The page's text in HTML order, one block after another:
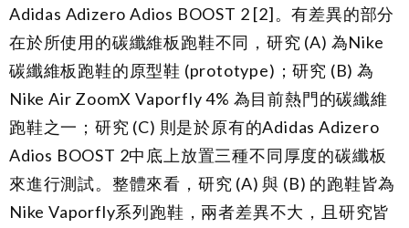
Adidas Adizero Adios BOOST 2 [2]。有差異的部分
在於所使用的碳纖維板跑鞋不同，研究 (A) 為Nike
碳纖維板跑鞋的原型鞋 (prototype)；研究 (B) 為
Nike Air ZoomX Vaporfly 4% 為目前熱門的碳纖維
跑鞋之一；研究 (C) 則是於原有的Adidas Adizero
Adios BOOST 2中底上放置三種不同厚度的碳纖板
來進行測試。整體來看，研究 (A) 與 (B) 的跑鞋皆為
Nike Vaporfly系列跑鞋，兩者差異不大，且研究皆